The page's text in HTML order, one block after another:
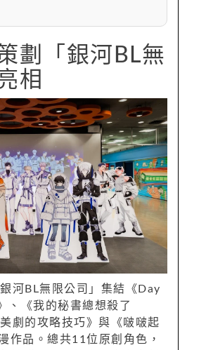
劃「銀河BL無
相
河BL無限公司」集結《Day
《我的秘書總想殺了
劇的攻略技巧》與《啵啵起
作品。總共11位原創角色，